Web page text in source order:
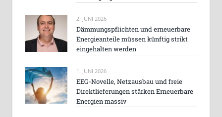
2. JUNI 2026
Dämmungspflichten und erneuerbare
Energieanteile müssen künftig strikt
eingehalten werden
1. JUNI 2026
EEG-Novelle, Netzausbau und freie
Direktlieferungen stärken Erneuerbare
Energien massiv